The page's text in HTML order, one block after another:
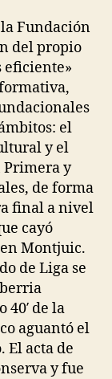
la Fundación
del propio
eficiente»
el
y el
Primera y
de forma
final a nivel
cayó
Montjuic.
de Liga se
de la
aguantó el
El acta de
y fue